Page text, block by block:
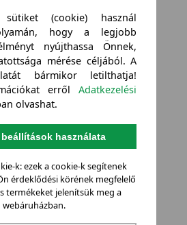
sütiket (cookie) használ
hogy a legjobb
nyújthassa Önnek,
mérése céljából. A
bármikor letilthatja!
errőlAdatkezelési
olvashat.
használata
k: ezek a cookie-k segítenek
érdeklődési körének megfelelő
termékeket jelenítsük meg a
webáruházban.